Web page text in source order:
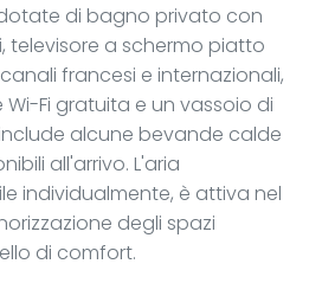
di bagno privato con
televisore a schermo piatto
francesi e internazionali,
Fi gratuita e un vassoio di
alcune bevande calde
all'arrivo. L'aria
individualmente, è attiva nel
degli spazi
di comfort.